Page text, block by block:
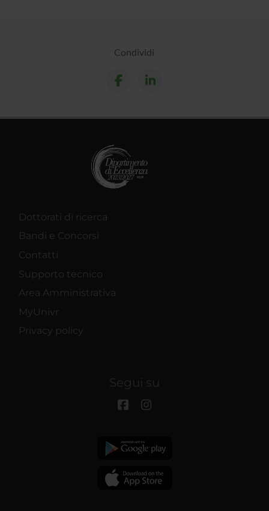
Condividi
Dottorati di ricerca
Bandi e Concorsi
Contatti
Supporto tecnico
Area Amministrativa
MyUnivr
Privacy policy
Segui su